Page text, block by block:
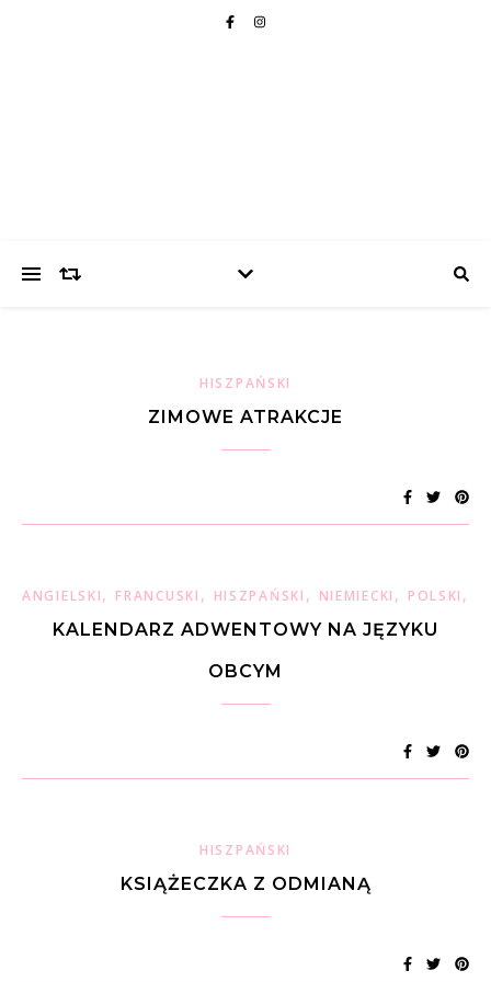
HISZPAŃSKI
ZIMOWE ATRAKCJE
ANGIELSKI, FRANCUSKI , HISZPAŃSKI , NIEMIECKI , POLSKI ,
KALENDARZ ADWENTOWY NA JĘZYKU
OBCYM
HISZPAŃSKI
KSIĄŻECZKA Z ODMIANĄ